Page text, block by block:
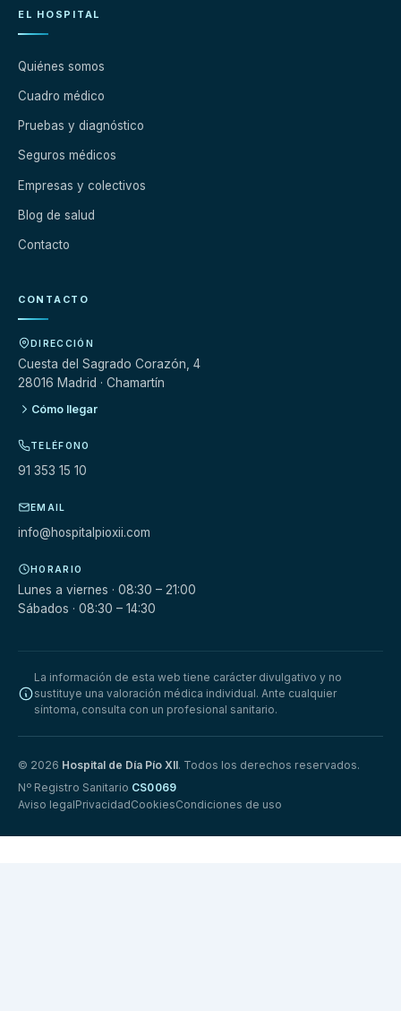
EL HOSPITAL
Quiénes somos
Cuadro médico
Pruebas y diagnóstico
Seguros médicos
Empresas y colectivos
Blog de salud
Contacto
CONTACTO
DIRECCIÓN
Cuesta del Sagrado Corazón, 4
28016 Madrid · Chamartín
Cómo llegar
TELÉFONO
91 353 15 10
EMAIL
info@hospitalpioxii.com
HORARIO
Lunes a viernes · 08:30 – 21:00
Sábados · 08:30 – 14:30
La información de esta web tiene carácter divulgativo y no
sustituye una valoración médica individual. Ante cualquier
síntoma, consulta con un profesional sanitario.
© 2026 Hospital de Día Pío XII. Todos los derechos reservados.
Nº Registro Sanitario CS0069
Aviso legalPrivacidadCookiesCondiciones de uso